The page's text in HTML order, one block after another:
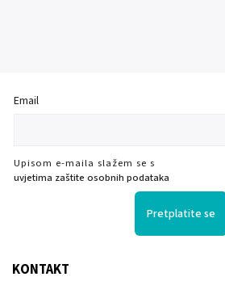
Email
Upisom e-maila slažem se s
uvjetima zaštite osobnih podataka
Pretplatite se
KONTAKT